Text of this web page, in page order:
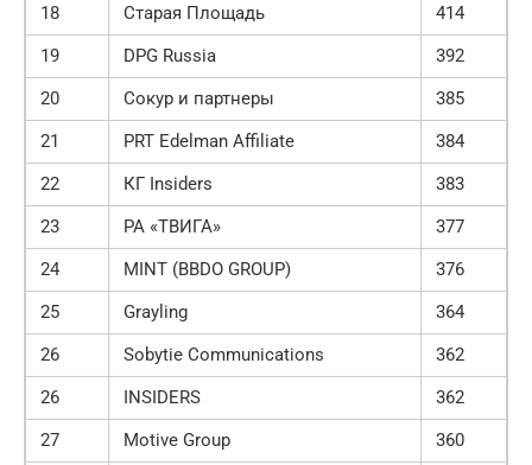
18
Старая Площадь
414
19
DPG Russia
392
20
Сокур и партнеры
385
21
PRT Edelman Affiliate
384
22
КГ Insiders
383
23
РА «ТВИГА»
377
24
MINT (BBDO GROUP)
376
25
Grayling
364
26
Sobytie Communications
362
26
INSIDERS
362
27
Motive Group
360